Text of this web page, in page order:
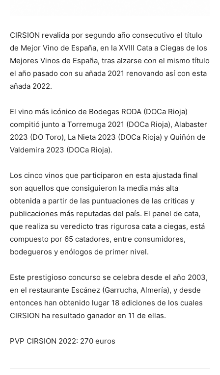
CIRSION revalida por segundo año consecutivo el título
de Mejor Vino de España, en la XVIII Cata a Ciegas de los
Mejores Vinos de España, tras alzarse con el mismo título
el año pasado con su añada 2021 renovando así con esta
añada 2022.
El vino más icónico de Bodegas RODA (DOCa Rioja)
compitió junto a Torremuga 2021 (DOCa Rioja), Alabaster
2023 (DO Toro), La Nieta 2023 (DOCa Rioja) y Quiñón de
Valdemira 2023 (DOCa Rioja).
Los cinco vinos que participaron en esta ajustada final
son aquellos que consiguieron la media más alta
obtenida a partir de las puntuaciones de las criticas y
publicaciones más reputadas del país. El panel de cata,
que realiza su veredicto tras rigurosa cata a ciegas, está
compuesto por 65 catadores, entre consumidores,
bodegueros y enólogos de primer nivel.
Este prestigioso concurso se celebra desde el año 2003,
en el restaurante Escánez (Garrucha, Almería), y desde
entonces han obtenido lugar 18 ediciones de los cuales
CIRSION ha resultado ganador en 11 de ellas.
PVP CIRSION 2022: 270 euros